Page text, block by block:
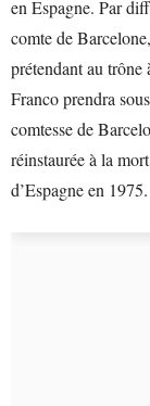
en Espagne. Par
comte de
prétendant au
Franco prendra
comtesse de
réinstaurée à la
d’Espagne en 1975.